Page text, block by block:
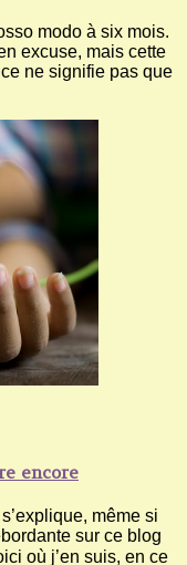
modo à six mois.
excuse, mais cette
ne signifie pas que
encore
même si
sur ce blog
où j’en suis, en ce